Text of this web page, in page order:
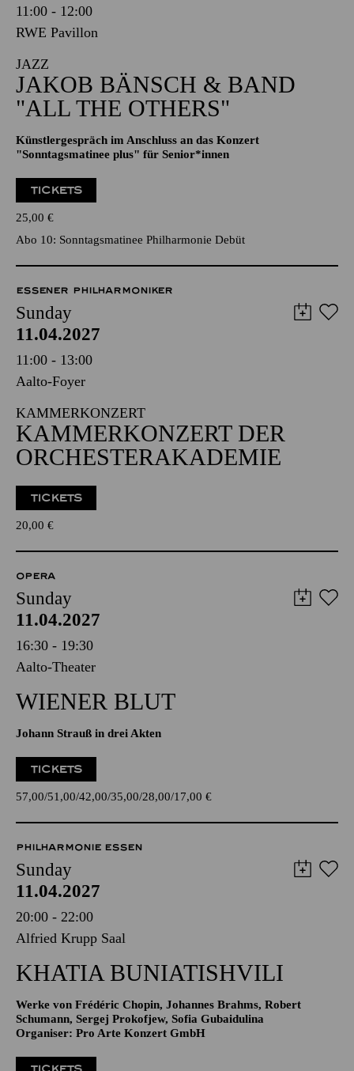
11:00 - 12:00
RWE Pavillon
JAZZ
JAKOB BÄNSCH & BAND
"ALL THE OTHERS"
Künstlergespräch im Anschluss an das Konzert
"Sonntagsmatinee plus" für Senior*innen
TICKETS
25,00 €
Abo 10: Sonntagsmatinee Philharmonie Debüt
ESSENER PHILHARMONIKER
Sunday
11.04.2027
11:00 - 13:00
Aalto-Foyer
KAMMERKONZERT
KAMMERKONZERT DER
ORCHESTERAKADEMIE
TICKETS
20,00 €
OPERA
Sunday
11.04.2027
16:30 - 19:30
Aalto-Theater
WIENER BLUT
Johann Strauß in drei Akten
TICKETS
57,00 51,00 42,00 35,00 28,00 17,00 €
PHILHARMONIE ESSEN
Sunday
11.04.2027
20:00 - 22:00
Alfried Krupp Saal
KHATIA BUNIATISHVILI
Werke von Frédéric Chopin, Johannes Brahms, Robert
Schumann, Sergej Prokofjew, Sofia Gubaidulina
Organiser: Pro Arte Konzert GmbH